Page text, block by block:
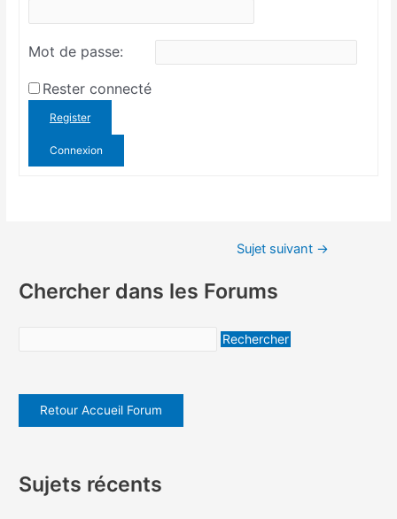
Mot de passe:
Rester connecté
Register
Connexion
Sujet suivant →
Chercher dans les Forums
Retour Accueil Forum
Sujets récents